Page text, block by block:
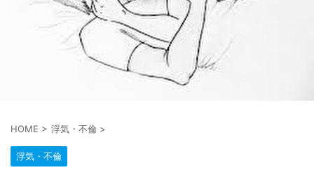
HOME > 浮気・不倫 >
浮気・不倫